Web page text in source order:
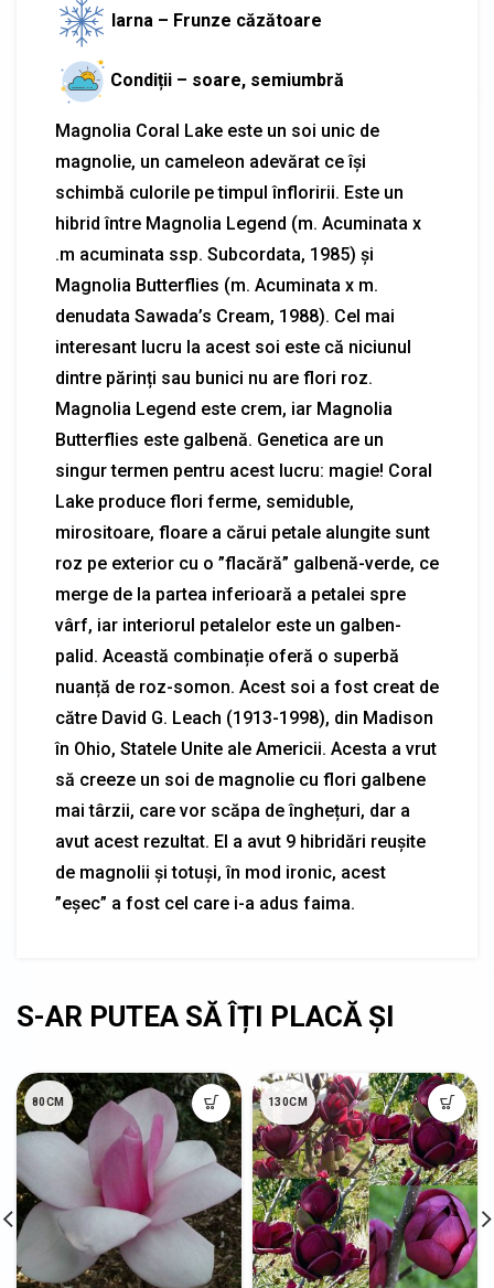
Iarna – Frunze căzătoare
Condiții – soare, semiumbră
Magnolia Coral Lake este un soi unic de
magnolie, un cameleon adevărat ce își
schimbă culorile pe timpul înfloririi. Este un
hibrid între Magnolia Legend (m. Acuminata x
.m acuminata ssp. Subcordata, 1985) și
Magnolia Butterflies (m. Acuminata x m.
denudata Sawada’s Cream, 1988). Cel mai
interesant lucru la acest soi este că niciunul
dintre părinți sau bunici nu are flori roz.
Magnolia Legend este crem, iar Magnolia
Butterflies este galbenă. Genetica are un
singur termen pentru acest lucru: magie! Coral
Lake produce flori ferme, semiduble,
mirositoare, floare a cărui petale alungite sunt
roz pe exterior cu o ”flacără” galbenă-verde, ce
merge de la partea inferioară a petalei spre
vârf, iar interiorul petalelor este un galben-
palid. Această combinație oferă o superbă
nuanță de roz-somon. Acest soi a fost creat de
către David G. Leach (1913-1998), din Madison
în Ohio, Statele Unite ale Americii. Acesta a vrut
să creeze un soi de magnolie cu flori galbene
mai târzii, care vor scăpa de înghețuri, dar a
avut acest rezultat. El a avut 9 hibridări reușite
de magnolii și totuși, în mod ironic, acest
”eșec” a fost cel care i-a adus faima.
80CM 130CM